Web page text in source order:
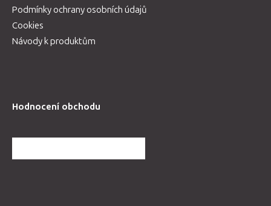
Podmínky ochrany osobních údajů
Cookies
Návody k produktům
Hodnocení obchodu